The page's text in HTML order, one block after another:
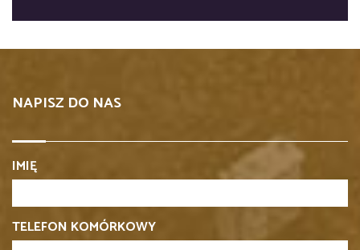
NAPISZ DO NAS
IMIĘ
TELEFON KOMÓRKOWY